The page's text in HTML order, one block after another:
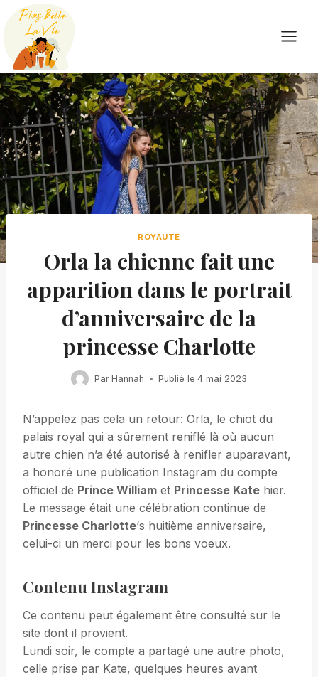
Skip
content
ROYAUTÉ
Orla la chienne fait une
apparition dans le portrait
d’anniversaire de la
princesse Charlotte
Par Hannah Publié le 4 mai 2023
N’appelez pas cela un retour: Orla, le chiot du
palais royal qui a sûrement reniflé là où aucun
autre chien n’a été autorisé à renifler auparavant,
a honoré une publication Instagram du compte
officiel de Prince William et Princesse Kate hier.
Le message était une célébration continue de
Princesse Charlotte‘s huitième anniversaire,
celui-ci un merci pour les bons voeux.
Contenu Instagram
Ce contenu peut également être consulté sur le
site dont il provient.
Lundi soir, le compte a partagé une autre photo,
celle prise par Kate, quelques heures avant